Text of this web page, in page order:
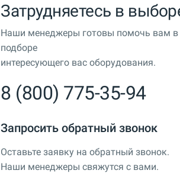
Затрудняетесь в
Наши менеджеры готовы помочь вам в
подборе
интересующего вас оборудования.
8 (800) 775-35-94
Запросить обратный звонок
Оставьте заявку на обратный звонок.
Наши менеджеры свяжутся с вами.